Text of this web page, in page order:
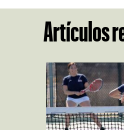
Artículos